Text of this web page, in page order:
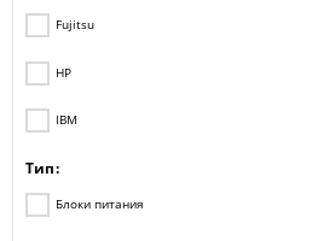
Fujitsu
HP
IBM
Тип:
Блоки питания